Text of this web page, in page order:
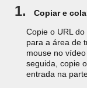
1.
Copiar e
Copie o URL
para a área de
mouse no
seguida, copie
entrada na